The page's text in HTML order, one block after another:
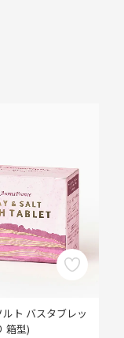
ト バスタブレッ
箱型)